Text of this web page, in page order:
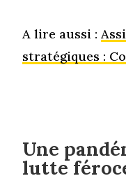
A lire aussi :
stratégiques :
Une
lutte